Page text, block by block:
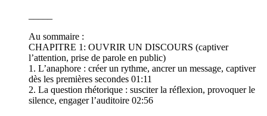
Au sommaire :
CHAPITRE 1: OUVRIR UN DISCOURS (captiver
l’attention, prise de parole en public)
1. L’anaphore : créer un rythme, ancrer un message, captiver
dès les premières secondes 01:11
2. La question rhétorique : susciter la réflexion, provoquer le
silence, engager l’auditoire 02:56